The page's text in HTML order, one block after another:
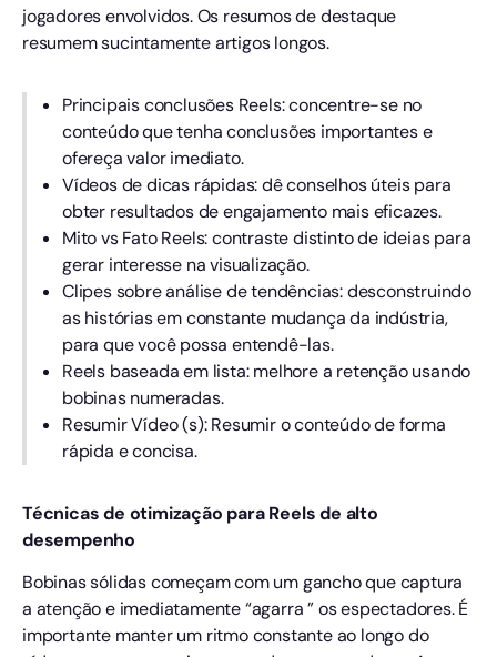
jogadores envolvidos. Os resumos de destaque
resumem sucintamente artigos longos.
Principais conclusões Reels: concentre-se no
conteúdo que tenha conclusões importantes e
ofereça valor imediato.
Vídeos de dicas rápidas: dê conselhos úteis para
obter resultados de engajamento mais eficazes.
Mito vs Fato Reels: contraste distinto de ideias para
gerar interesse na visualização.
Clipes sobre análise de tendências: desconstruindo
as histórias em constante mudança da indústria,
para que você possa entendê-las.
Reels baseada em lista: melhore a retenção usando
bobinas numeradas.
Resumir Vídeo (s): Resumir o conteúdo de forma
rápida e concisa.
Técnicas de otimização para Reels de alto
desempenho
Bobinas sólidas começam com um gancho que captura
a atenção e imediatamente “agarra ” os espectadores. É
importante manter um ritmo constante ao longo do